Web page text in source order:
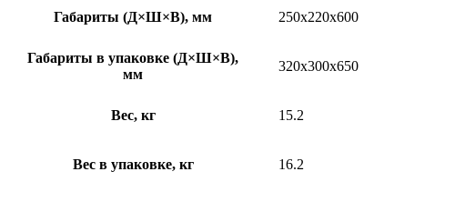
Габариты (Д×Ш×В), мм 250х220х600
Габариты в упаковке (Д×Ш×В),
мм
320х300х650
Вес, кг 15.2
Вес в упаковке, кг 16.2